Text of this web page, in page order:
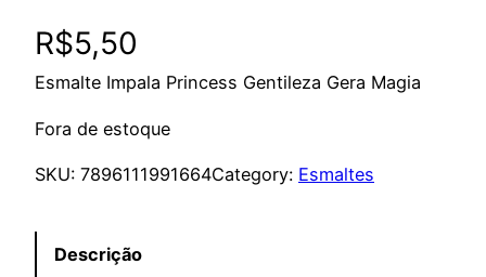
R$5,50
Esmalte Impala Princess Gentileza Gera Magia
Fora de estoque
SKU: 7896111991664Category: Esmaltes
Descrição